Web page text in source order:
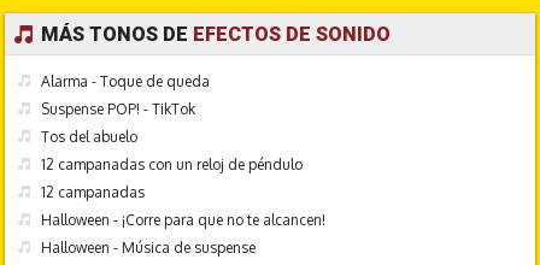
MÁS TONOS DE EFECTOS DE SONIDO
Alarma - Toque de queda
Suspense POP! - TikTok
Tos del abuelo
12 campanadas con un reloj de péndulo
12 campanadas
Halloween - ¡Corre para que no te alcancen!
Halloween - Música de suspense